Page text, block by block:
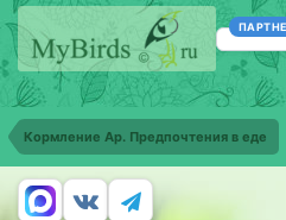
Кормление Ар. Предпочтения в еде